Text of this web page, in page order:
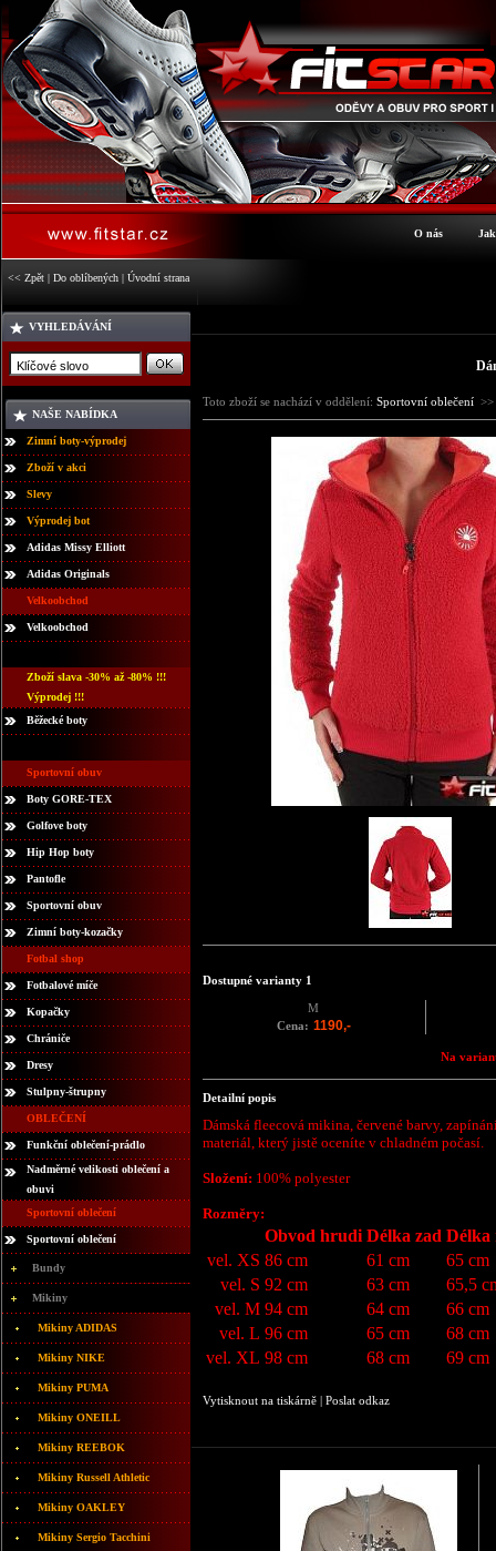
O nás
<< Zpět | Do oblíbených | Úvodní strana
VYHLEDÁVÁNÍ
NAŠE NABÍDKA
Zimní boty-výprodej
Zboží v akci
Slevy
Výprodej bot
Adidas Missy Elliott
Adidas Originals
Velkoobchod
Velkoobchod
Zboží slava -30% až -80% !!!
Výprodej !!!
Běžecké boty
Sportovní obuv
Boty GORE-TEX
Golfove boty
Hip Hop boty
Pantofle
Sportovní obuv
Zimní boty-kozačky
Fotbal shop
Fotbalové míče
Kopačky
Chrániče
Dresy
Stulpny-štrupny
OBLEČENÍ
Funkční oblečení-prádlo
Nadměrné velikosti oblečení a
obuvi
Sportovní oblečení
Sportovní oblečení
Bundy
Mikiny
Mikiny ADIDAS
Mikiny NIKE
Mikiny PUMA
Mikiny ONEILL
Mikiny REEBOK
Mikiny Russell Athletic
Mikiny OAKLEY
Mikiny Sergio Tacchini
Toto zboží se nachází v oddělení: Sportovní oblečení >>
Dostupné varianty 1
M
Cena: 1190,-
Na
Detailní popis
Dámská fleecová mikina, červené barvy,
materiál, který jistě oceníte v chladném počasí.
Složení: 100% polyester
Rozměry:
Obvod hrudi Délka zad Délka
vel. XS 86 cm 61 cm
65 cm
vel. S 92 cm 63 cm
65,5
vel. M 94 cm 64 cm
66 cm
vel. L 96 cm 65 cm
68 cm
vel. XL 98 cm 68 cm 69 cm
Vytisknout na tiskárně | Poslat odkaz